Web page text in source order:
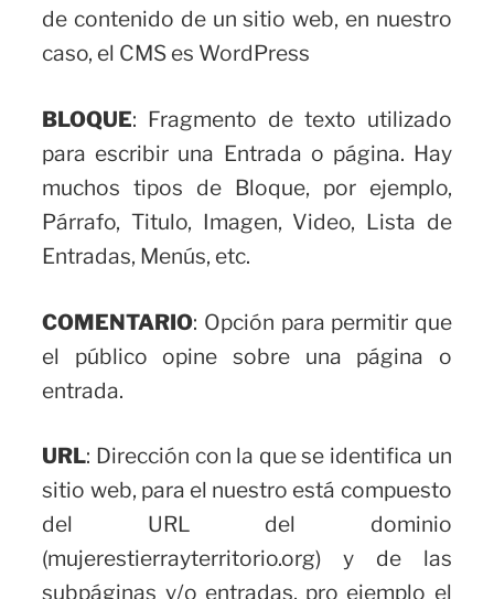
de contenido de un sitio web, en nuestro
caso, el CMS es WordPress
BLOQUE: Fragmento de texto utilizado
para escribir una Entrada o página. Hay
muchos tipos de Bloque, por ejemplo,
Párrafo, Titulo, Imagen, Video, Lista de
Entradas, Menús, etc.
COMENTARIO: Opción para permitir que
el público opine sobre una página o
entrada.
URL: Dirección con la que se identifica un
sitio web, para el nuestro está compuesto
del URL del dominio
(mujerestierrayterritorio.org) y de las
subpáginas y/o entradas, pro ejemplo el